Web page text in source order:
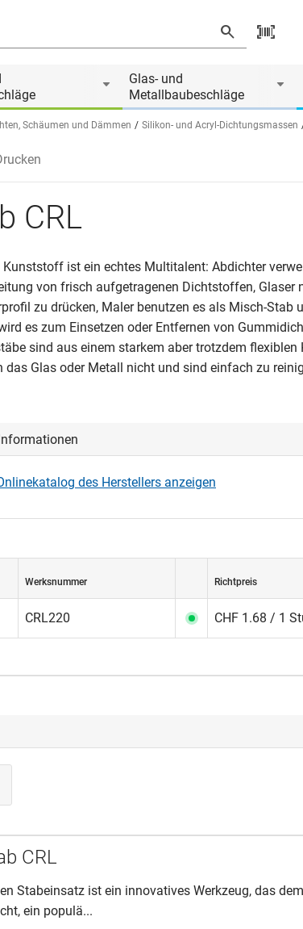
Glas- und
Metallbaubeschläge
Schäumen und Dämmen Silikon- und Acryl-Dichtungsmassen
CRL
Kunststoff ist ein echtes Multitalent: Abdichter
von frisch aufgetragenen Dichtstoffen, Glaser
zu drücken, Maler benutzen es als Misch-Stab
es zum Einsetzen oder Entfernen von
sind aus einem starkem aber trotzdem
das Glas oder Metall nicht und sind einfach zu
des Herstellers anzeigen
Werksnummer Richtpreis
CRL220 CHF 1.68 / 1
CRL
Stabeinsatz ist ein innovatives Werkzeug, das
ein populä...